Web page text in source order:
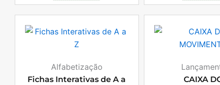
Alfabetização
Fichas Interativas de A a
CAIXA